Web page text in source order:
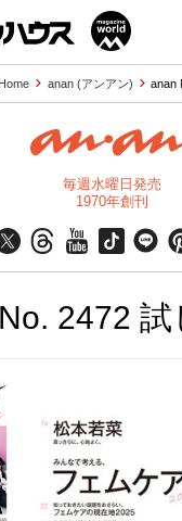
Home anan (アンアン) anan
毎週水曜日発売
1970年創刊
2472